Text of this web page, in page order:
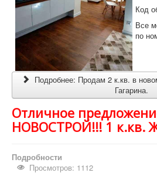
Код
Все
по
Подробнее: Продам 2 к.кв. в
Гагарина.
Отличное
НОВОСТРОЙ!!! 1 к.кв.
Подробности
Просмотров: 1112